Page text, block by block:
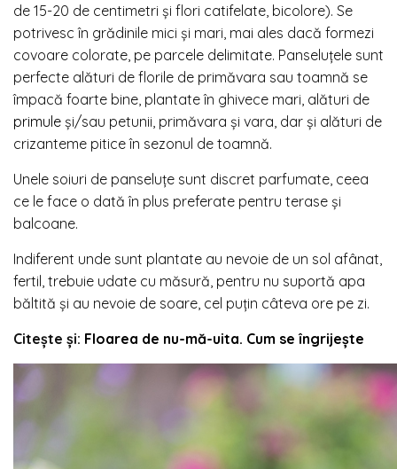
de 15-20 de centimetri și flori catifelate, bicolore). Se
potrivesc în grădinile mici și mari, mai ales dacă formezi
covoare colorate, pe parcele delimitate. Panseluțele sunt
perfecte alături de florile de primăvara sau toamnă se
împacă foarte bine, plantate în ghivece mari, alături de
primule și/sau petunii, primăvara și vara, dar și alături de
crizanteme pitice în sezonul de toamnă.
Unele soiuri de panseluțe sunt discret parfumate, ceea
ce le face o dată în plus preferate pentru terase și
balcoane.
Indiferent unde sunt plantate au nevoie de un sol afânat,
fertil, trebuie udate cu măsură, pentru nu suportă apa
băltită și au nevoie de soare, cel puțin câteva ore pe zi.
Citește și: Floarea de nu-mă-uita. Cum se îngrijește